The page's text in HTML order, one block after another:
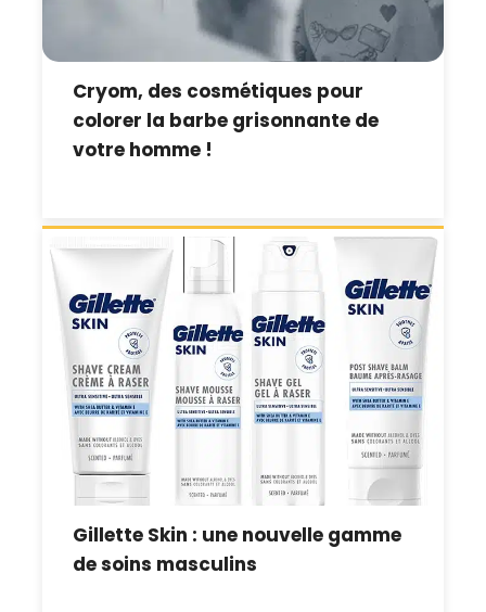
Cryom, des cosmétiques pour
colorer la barbe grisonnante de
votre homme !
Gillette Skin : une nouvelle gamme
de soins masculins